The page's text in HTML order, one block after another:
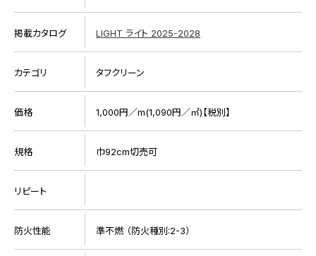
掲載カタログ LIGHT ライト 2025-2028
カテゴリ タフクリーン
価格 1,000円／m(1,090円／㎡)【税別】
規格 巾92cm切売可
リピート
防火性能 準不燃 （防火種別:2-3）